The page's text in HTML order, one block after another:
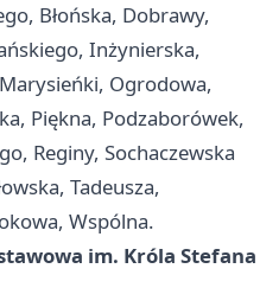
Błońska, Dobrawy,
Inżynierska,
Ogrodowa,
Piękna, Podzaborówek,
Reginy, Sochaczewska
Tadeusza,
Wspólna.
im. Króla Stefana